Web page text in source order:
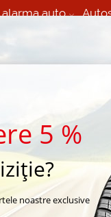
auto
5 %
noastre exclusive